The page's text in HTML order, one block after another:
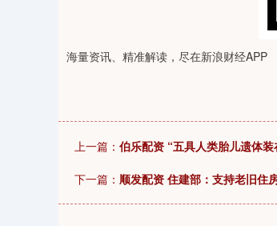
海量资讯、精准解读，尽在新浪财经APP
上一篇： 伯乐配资 “五具人类胎儿遗体
下一篇： 顺发配资 住建部：支持老旧住